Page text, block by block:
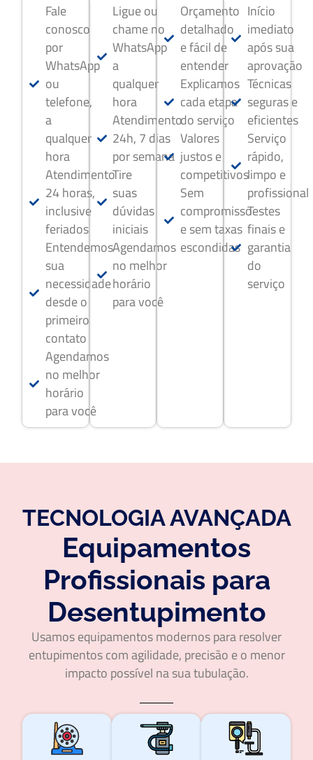
Fale
conosco
por
WhatsApp
ou
telefone,
a
qualquer
hora
Atendimento
24 horas,
inclusive
feriados
Entendemos
sua
necessidade
desde o
primeiro
contato
Agendamos
no melhor
horário
para você
Ligue ou
chame no
WhatsApp
a
qualquer
hora
Atendimento
24h, 7 dias
por semana
Tire
suas
dúvidas
iniciais
Agendamos
no melhor
horário
para você
Orçamento
detalhado
e fácil de
entender
Explicamos
cada etapa
do serviço
Valores
justos e
competitivos
Sem
compromisso
e sem taxas
escondidas
Início
imediato
após sua
aprovação
Técnicas
seguras e
eficientes
Serviço
rápido,
limpo e
profissional
Testes
finais e
garantia
do
serviço
TECNOLOGIA AVANÇADA
Equipamentos
Profissionais para
Desentupimento
Usamos equipamentos modernos para resolver
entupimentos com agilidade, precisão e o menor
impacto possível na sua tubulação.